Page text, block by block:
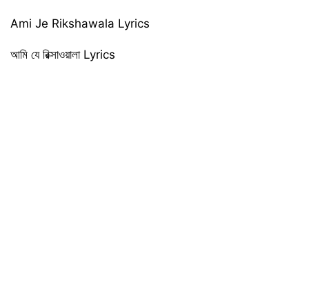
Ami Je Rikshawala Lyrics
আমি যে রিক্সাওয়ালা Lyrics